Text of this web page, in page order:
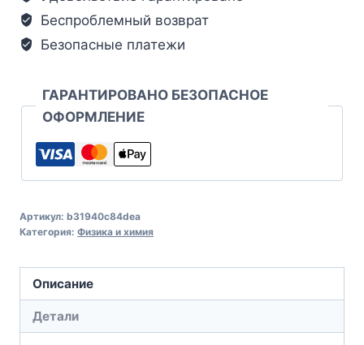
Беспроблемный возврат
Безопасные платежи
ГАРАНТИРОВАНО БЕЗОПАСНОЕ
ОФОРМЛЕНИЕ
Артикул: b31940c84dea
Категория: Физика и химия
Описание
Детали